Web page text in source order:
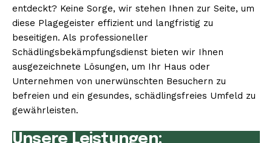
entdeckt? Keine Sorge, wir stehen Ihnen zur Seite, um
diese Plagegeister effizient und langfristig zu
beseitigen. Als professioneller
Schädlingsbekämpfungsdienst bieten wir Ihnen
ausgezeichnete Lösungen, um Ihr Haus oder
Unternehmen von unerwünschten Besuchern zu
befreien und ein gesundes, schädlingsfreies Umfeld zu
gewährleisten.
Unsere Leistungen: